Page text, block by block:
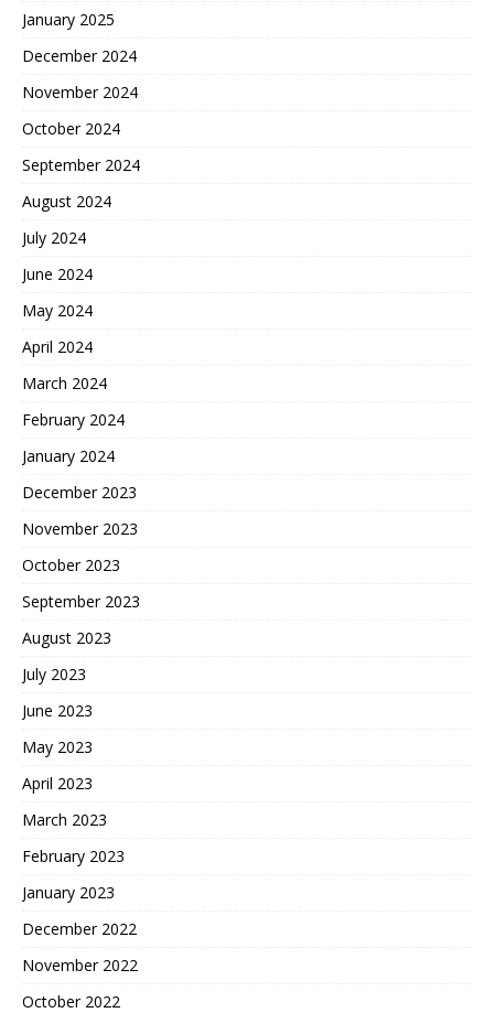
January 2025
December 2024
November 2024
October 2024
September 2024
August 2024
July 2024
June 2024
May 2024
April 2024
March 2024
February 2024
January 2024
December 2023
November 2023
October 2023
September 2023
August 2023
July 2023
June 2023
May 2023
April 2023
March 2023
February 2023
January 2023
December 2022
November 2022
October 2022